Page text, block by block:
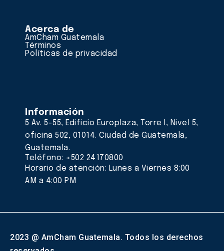
Acerca de
AmCham Guatemala
Términos
Políticas de privacidad
Información
5 Av. 5-55, Edificio Europlaza, Torre I, Nivel 5,
oficina 502, 01014. Ciudad de Guatemala,
Guatemala.
Teléfono: +502 24170800
Horario de atención: Lunes a Viernes 8:00
AM a 4:00 PM
2023 @ AmCham Guatemala. Todos los derechos